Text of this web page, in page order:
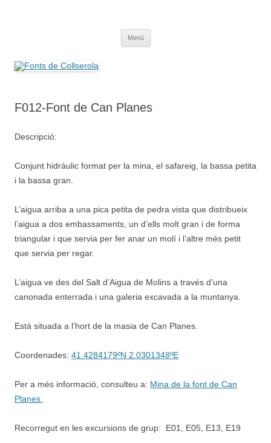
Menú
F012-Font de Can Planes
Descripció:
Conjunt hidràulic format per la mina, el safareig, la bassa petita
i la bassa gran.
L’aigua arriba a una pica petita de pedra vista que distribueix
l’aigua a dos embassaments, un d’ells molt gran i de forma
triangular i que servia per fer anar un molí i l’altre més petit
que servia per regar.
L’aigua ve des del Salt d’Aigua de Molins a través d’una
canonada enterrada i una galeria excavada a la muntanya.
Està situada a l’hort de la masia de Can Planes.
Coordenades: 41.4284179ºN 2.0301348ºE
Per a més informació, consulteu a: Mina de la font de Can
Planes.
Recorregut en les excursions de grup: E01, E05, E13, E19